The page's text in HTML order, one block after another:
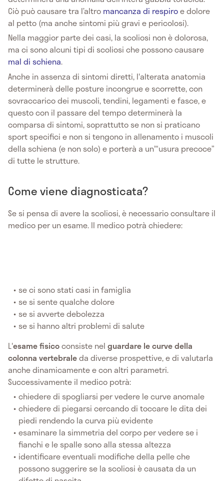
Ciò può causare tra l’altro mancanza di respiroe dolore
al petto (ma anche sintomi più gravi e pericolosi).
Nella maggior parte dei casi, la scoliosi non è dolorosa,
ma ci sono alcuni tipi di scoliosi che possono causare
mal di schiena.
Anche in assenza di sintomi diretti, l'alterata anatomia
determinerà delle posture incongrue e scorrette, con
sovraccarico dei muscoli, tendini, legamenti e fasce, e
questo con il passare del tempo determinerà la
comparsa di sintomi, soprattutto se non si praticano
sport specifici e non si tengono in allenamento i muscoli
della schiena (e non solo) e porterà a un'“usura precoce”
di tutte le strutture.
Come viene diagnosticata?
Se si pensa di avere la scoliosi, è necessario consultare il
medico per un esame. Il medico potrà chiedere:
se ci sono stati casi in famiglia
se si sente qualche dolore
se si avverte debolezza
se si hanno altri problemi di salute
L'esame fisicoconsiste nel guardare le curve della
colonna vertebraleda diverse prospettive, e di valutarla
anche dinamicamente e con altri parametri.
Successivamente il medico potrà:
chiedere di spogliarsi per vedere le curve anomale
chiedere di piegarsi cercando di toccare le dita dei
piedi rendendo la curva più evidente
esaminare la simmetria del corpo per vedere se i
fianchi e le spalle sono alla stessa altezza
identificare eventuali modifiche della pelle che
possono suggerire se la scoliosi è causata da un